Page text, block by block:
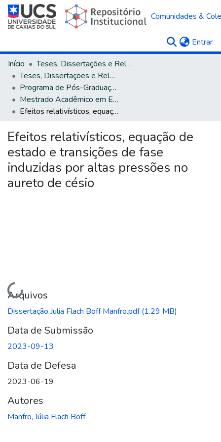
Comunidades &
Entrar
Início
Teses, Dissertações e Relatórios
Teses, Dissertações e Relatórios defendidos na UCS
Programa de Pós-Graduação em Engenharia e Ciência dos Materiais
Mestrado Acadêmico em Engenharia e Ciência dos Materiais
Efeitos relativísticos, equação de estado e transições de fase induzidas por altas pressões no aureto de césio
Efeitos relativísticos, equação de
estado e transições de fase
induzidas por altas pressões no
aureto de césio
Carregando...
Arquivos
Dissertação Julia Flach Boff Manfro.pdf(1.29 MB)
Data de Submissão
2023-09-13
Data de Defesa
2023-06-19
Autores
Manfro, Júlia Flach Boff